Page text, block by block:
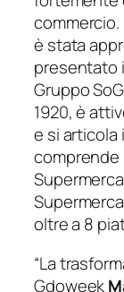
commercio.
è stata
presentato
Gruppo
1920, è
e si articola
comprende
oltre a 8
“La
Gdoweek